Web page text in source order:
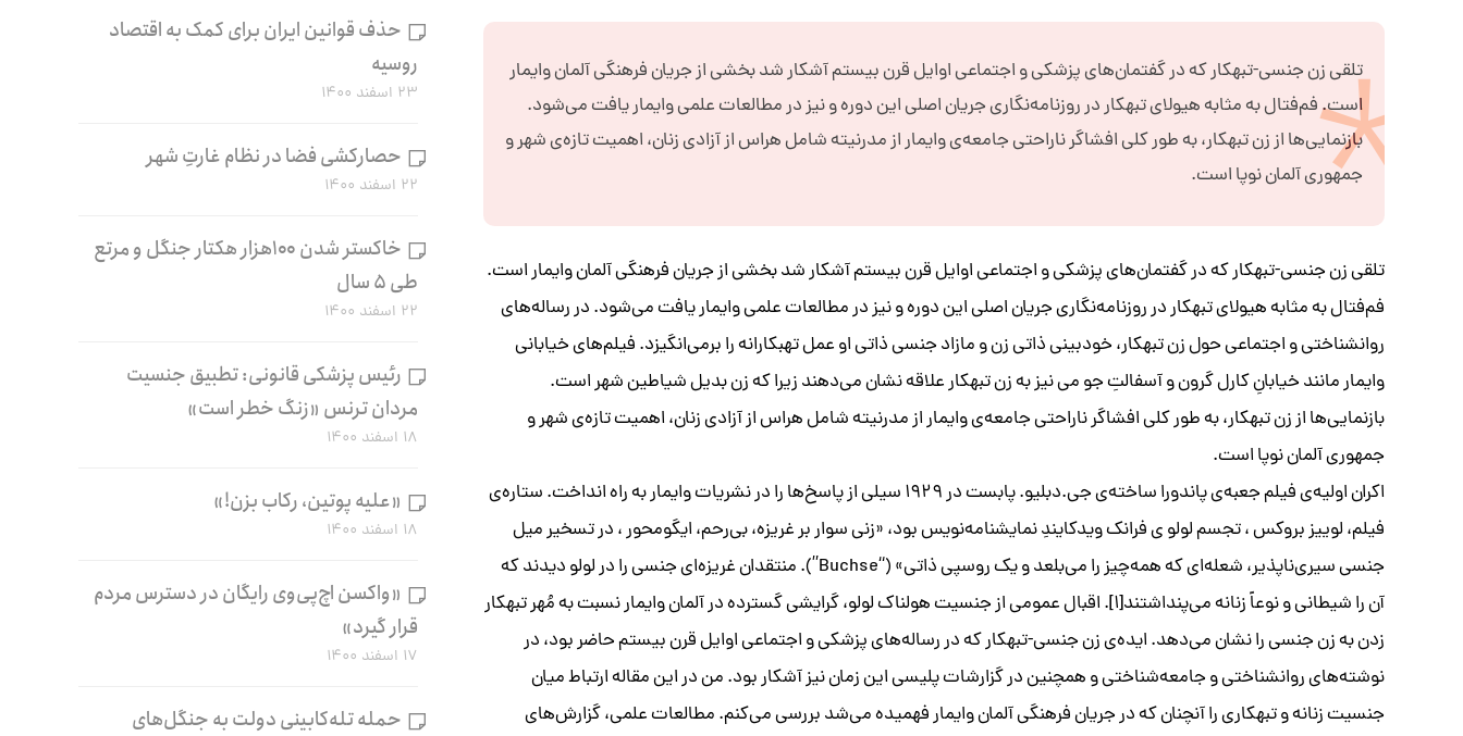
تلقی زن جنسی-تبهکار که در گفتمان‌های پزشکی و اجتماعی اوایل قرن بیستم آشکار شد بخشی از جریان فرهنگی آلمان وایمار
است. فم‌فتال به مثابه هیولای تبهکار در روزنامه‌نگاری جریان اصلی این دوره و نیز در مطالعات علمی وایمار یافت می‌شود.
بازنمایی‌ها از زن تبهکار، به طور کلی افشاگر ناراحتی جامعه‌ی وایمار از مدرنیته شامل هراس از آزادی زنان، اهمیت تازه‌ی شهر و
جمهوری آلمان نوپا است.
تلقی زن جنسی-تبهکار که در گفتمان‌های پزشکی و اجتماعی اوایل قرن بیستم آشکار شد بخشی از جریان فرهنگی آلمان وایمار است.
فم‌فتال به مثابه هیولای تبهکار در روزنامه‌نگاری جریان اصلی این دوره و نیز در مطالعات علمی وایمار یافت می‌شود. در رساله‌های
روانشناختی و اجتماعی حول زن تبهکار، خودبینی ذاتی زن و مازاد جنسی ذاتی او عمل تهبکارانه را برمی‌انگیزد. فیلم‌های خیابانی
وایمار مانند خیابانِ کارل گرون و آسفالتِ جو می نیز به زن تبهکار علاقه نشان می‌دهند زیرا که زن بدیل شیاطین شهر است.
بازنمایی‌ها از زن تبهکار، به طور کلی افشاگر ناراحتی جامعه‌ی وایمار از مدرنیته شامل هراس از آزادی زنان، اهمیت تازه‌ی شهر و
جمهوری آلمان نوپا است.
اکران اولیه‌ی فیلم جعبه‌ی پاندورا ساخته‌ی جی.دبلیو. پابست در ۱۹۲۹ سیلی از پاسخ‌ها را در نشریات وایمار به راه انداخت. ستاره‌ی
فیلم، لوییز بروکس ، تجسم لولو ی فرانک ویدکایندِ نمایشنامه‌نویس بود، «زنی سوار بر غریزه، بی‌رحم، ایگومحور ، در تسخیر میل
جنسی سیری‌ناپذیر، شعله‌ای که همه‌چیز را می‌بلعد و یک روسپی ذاتی» (“Buchse”). منتقدان غریزه‌ای جنسی را در لولو دیدند که
آن را شیطانی و نوعاً زنانه می‌پنداشتند[۱]. اقبال عمومی از جنسیت هولناک لولو، گرایشی گسترده در آلمان وایمار نسبت به مُهر تبهکار
‌زدن به زن جنسی را نشان می‌دهد. ایده‌ی زن جنسی-تبهکار که در رساله‌های پزشکی و اجتماعی اوایل قرن بیستم حاضر بود، در
نوشته‌های روانشناختی و جامعه‌شناختی و همچنین در گزارشات پلیسی این زمان نیز آشکار بود. من در این مقاله ارتباط میان
جنسیت زنانه و تبهکاری را آنچنان که در جریان فرهنگی آلمان وایمار فهمیده می‌شد بررسی می‌کنم. مطالعات علمی، گزارش‌های
حذف قوانین ایران برای کمک به اقتصاد
روسیه
۲۳ اسفند ۱۴۰۰
حصارکشی فضا در نظام غارتِ شهر
۲۲ اسفند ۱۴۰۰
خاکستر شدن ۱۰۰هزار هکتار جنگل و مرتع
طی ۵ سال
۲۲ اسفند ۱۴۰۰
رئیس پزشکی قانونی: تطبیق جنسیت
مردان ترنس «زنگ خطر است»
۱۸ اسفند ۱۴۰۰
«علیه پوتین، رکاب بزن!»
۱۸ اسفند ۱۴۰۰
«واکسن اچ‌پی‌وی رایگان در دسترس مردم
قرار گیرد»
۱۷ اسفند ۱۴۰۰
حمله تله‌کابینی دولت به جنگل‌های